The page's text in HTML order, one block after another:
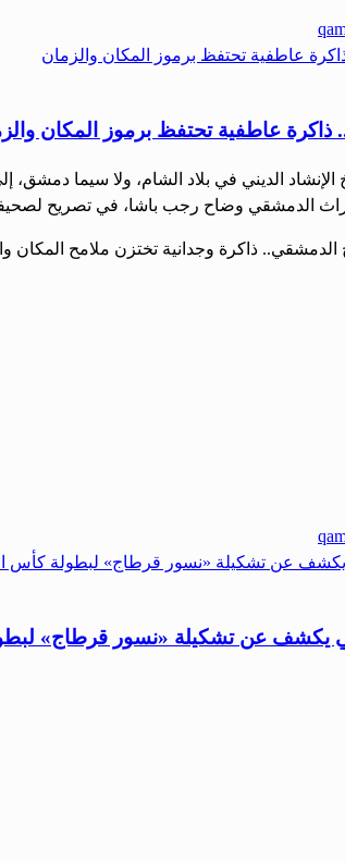
ذاكرة عاطفية تحتفظ برموز المكان
الإنشاد الديني في بلاد الشام، ولا سيما
الدمشقي وضاح رجب باشا، في تصريح
الدمشقي.. ذاكرة وجدانية تختزن ملامح المكان
يكشف عن تشكيلة «نسور قرطاج»